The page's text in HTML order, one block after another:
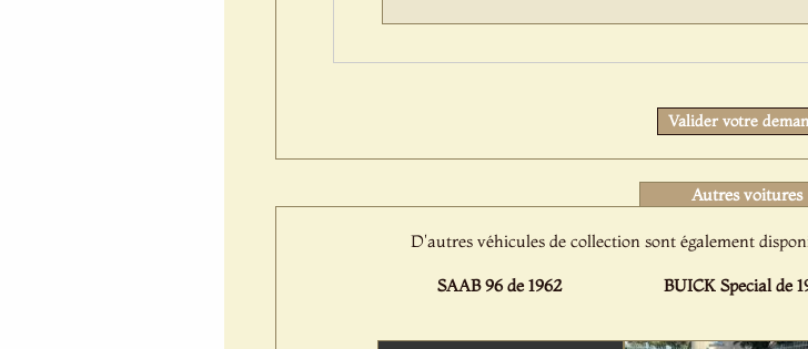
Valider votre
Autres voitures
D'autres véhicules de collection sont également
SAAB 96 de 1962 BUICK Special de